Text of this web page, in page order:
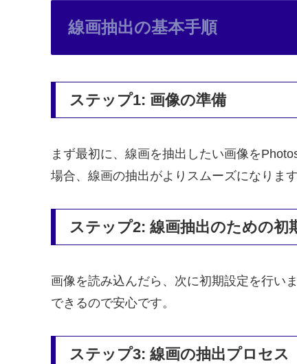
線画抽出の基本手順
ステップ1: 画像の準備
まず最初に、線画を抽出したい画像を
場合、線画の抽出がよりスムーズになります
ステップ2: 線画抽出のための初
画像を読み込んだら、次に初期設定を行い
できるので安心です。
ステップ3: 線画の抽出プロセス